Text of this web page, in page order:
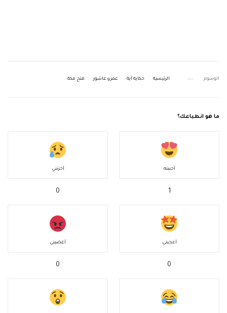
الوسوم الرئيسية حكاية آية عمرو عاشور فتح مكة
ما هو انطباعك؟
أحببته
1
أحزنني
0
أعجبني
0
أغضبني
0